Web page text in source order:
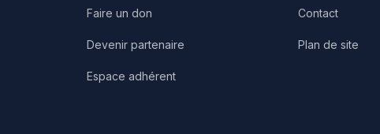
Faire un don
Devenir partenaire
Espace adhérent
Contact
Plan de site